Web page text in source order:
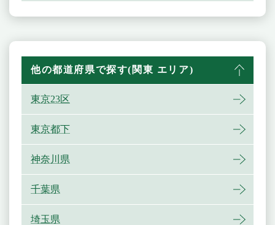
他の都道府県で探す(関東 エリア)
東京23区
東京都下
神奈川県
千葉県
埼玉県